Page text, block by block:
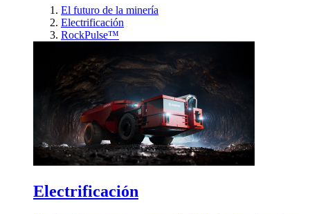
El futuro de la minería
Electrificación
RockPulse™
Electrificación